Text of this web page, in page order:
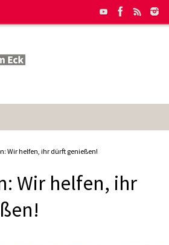
Wir helfen, ihr dürft genießen!
Wir helfen, ihr